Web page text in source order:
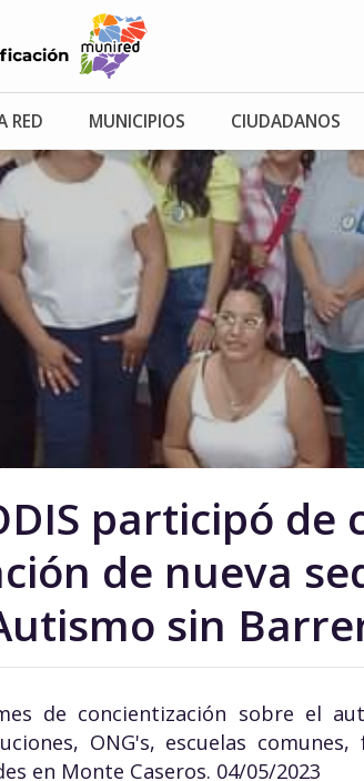
RED MUNICIPIOS CIUDADANOS
participó
de nueva
sin
de concientización sobre el
ONG's, escuelas
en Monte Caseros. 04/05/2023